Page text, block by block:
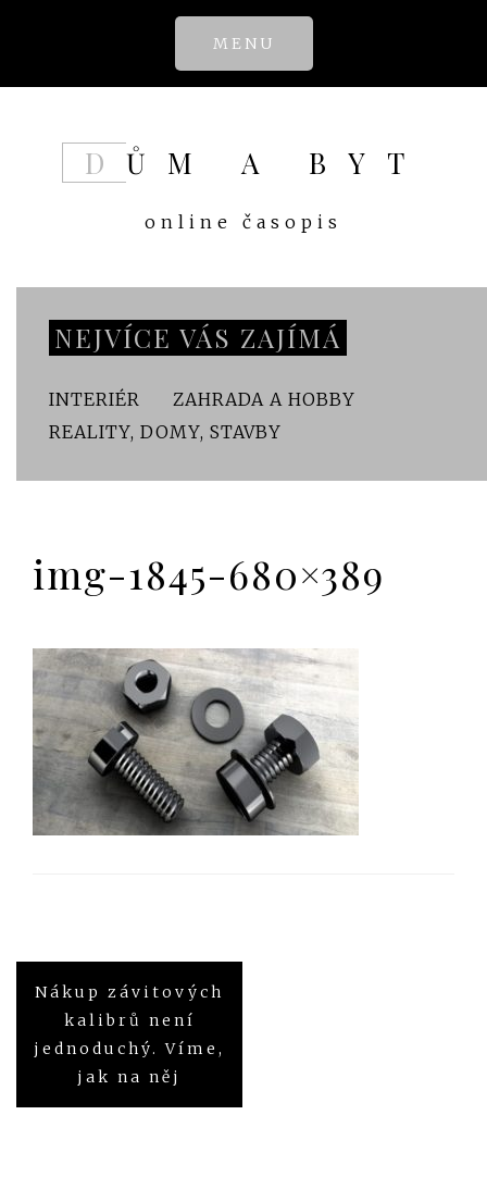
content
MENU
DŮM A BYT
online časopis
NEJVÍCE VÁS ZAJÍMÁ
INTERIÉR
ZAHRADA A HOBBY
REALITY, DOMY, STAVBY
img-1845-680×389
Navigace
pro
příspěvek
Nákup závitových
kalibrů není
jednoduchý. Víme,
jak na něj